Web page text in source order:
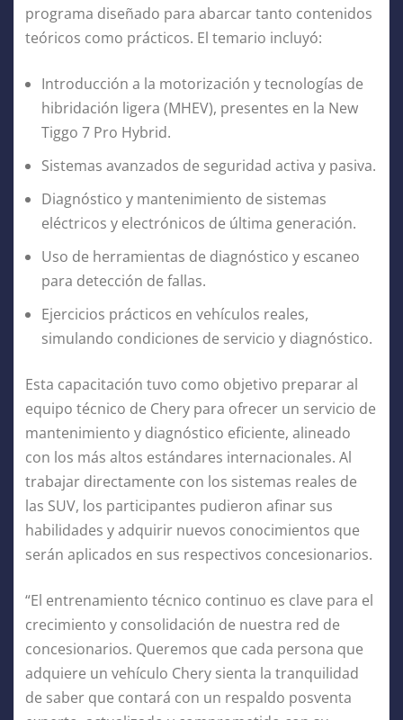
programa diseñado para abarcar tanto contenidos
teóricos como prácticos. El temario incluyó:
Introducción a la motorización y tecnologías de
hibridación ligera (MHEV), presentes en la New
Tiggo 7 Pro Hybrid.
Sistemas avanzados de seguridad activa y pasiva.
Diagnóstico y mantenimiento de sistemas
eléctricos y electrónicos de última generación.
Uso de herramientas de diagnóstico y escaneo
para detección de fallas.
Ejercicios prácticos en vehículos reales,
simulando condiciones de servicio y diagnóstico.
Esta capacitación tuvo como objetivo preparar al
equipo técnico de Chery para ofrecer un servicio de
mantenimiento y diagnóstico eficiente, alineado
con los más altos estándares internacionales. Al
trabajar directamente con los sistemas reales de
las SUV, los participantes pudieron afinar sus
habilidades y adquirir nuevos conocimientos que
serán aplicados en sus respectivos concesionarios.
“El entrenamiento técnico continuo es clave para el
crecimiento y consolidación de nuestra red de
concesionarios. Queremos que cada persona que
adquiere un vehículo Chery sienta la tranquilidad
de saber que contará con un respaldo posventa